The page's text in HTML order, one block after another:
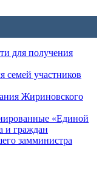
для получения
семей участников
Жириновского
«Единой
и граждан
замминистра